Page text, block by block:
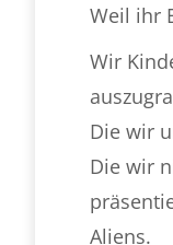
Weil ihr
Wir
Die wir
Die wir
Aliens.